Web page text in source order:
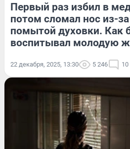
Первый раз избил в
потом сломал нос из-
помытой духовки. Как
воспитывал молодую
22 декабря, 2025, 13:30 5 246 10